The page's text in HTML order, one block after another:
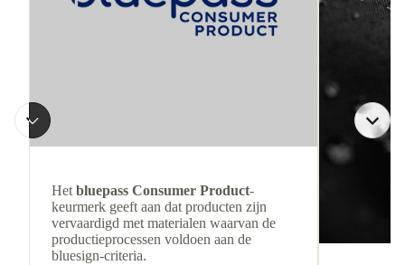
Het bluepass Consumer Product-
keurmerk geeft aan dat producten zijn
vervaardigd met materialen waarvan de
productieprocessen voldoen aan de
bluesign-criteria.